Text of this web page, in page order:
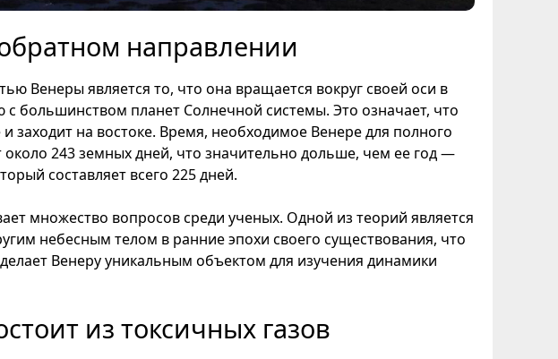
направлении
Венеры является то, что она вращается вокруг своей оси в
большинством планет Солнечной системы. Это означает, что
заходит на востоке. Время, необходимое Венере для полного
около 243 земных дней, что значительно дольше, чем ее год —
составляет всего 225 дней.
множество вопросов среди ученых. Одной из теорий является
небесным телом в ранние эпохи своего существования, что
Венеру уникальным объектом для изучения динамики
из токсичных газов